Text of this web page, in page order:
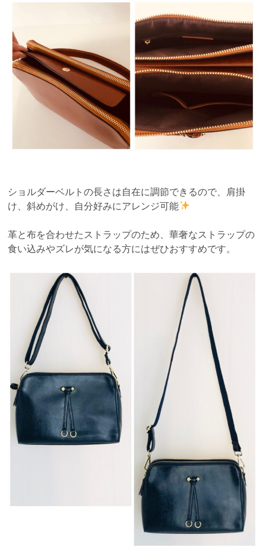
ショルダーベルトの長さは自在に調節できるので、肩掛
け、斜めがけ、自分好みにアレンジ可能
革と布を合わせたストラップのため、華奢なストラップの
食い込みやズレが気になる方にはぜひおすすめです。